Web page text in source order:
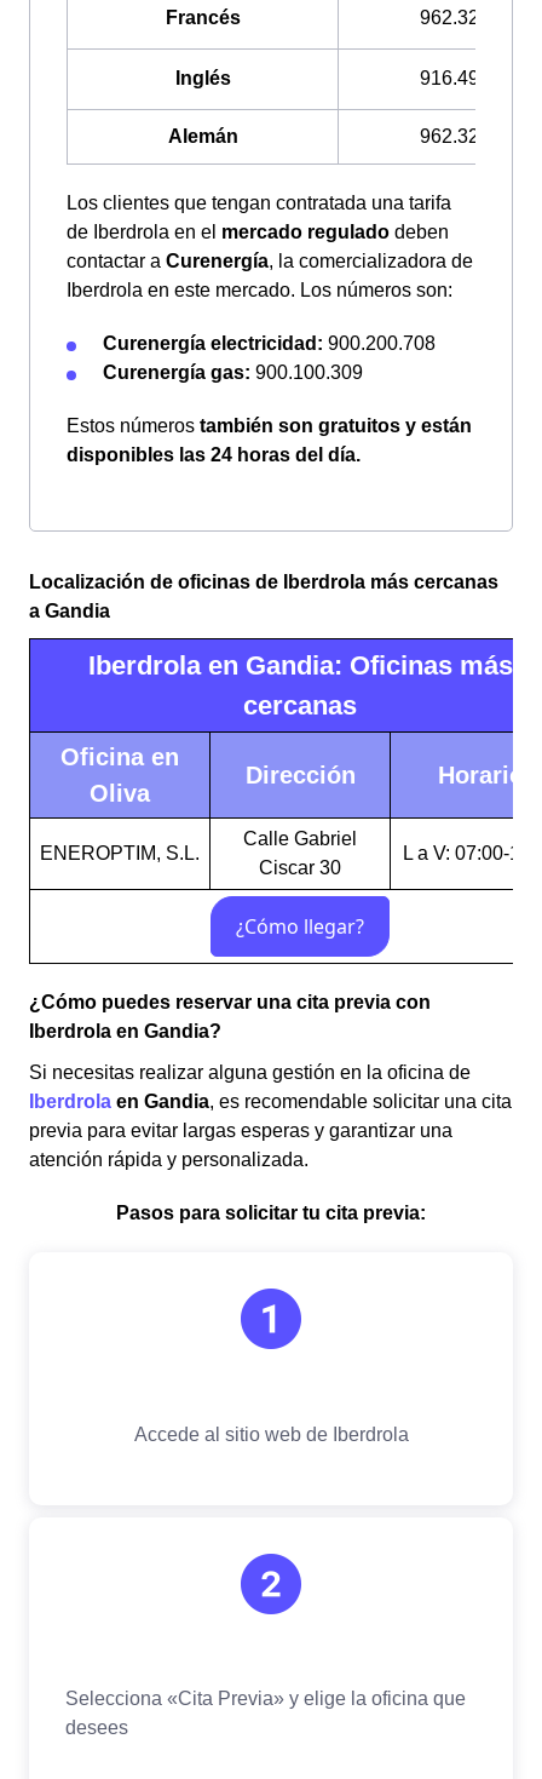
Francés 962.328.022
Inglés 916.496.330
Alemán 962.328.021
Los clientes que tengan contratada una tarifa
de Iberdrola en el mercado regulado deben
contactar a Curenergía, la comercializadora de
Iberdrola en este mercado. Los números son:
Curenergía electricidad: 900.200.708
Curenergía gas: 900.100.309
Estos números también son gratuitos y están
disponibles las 24 horas del día.
Localización de oficinas de Iberdrola más cercanas
a Gandia
Iberdrola en Gandia: Oficinas más
cercanas
Oficina en
Oliva
Dirección Horario
ENEROPTIM, S.L.
Calle Gabriel
Ciscar 30
L a V: 07:00-
¿Cómo puedes reservar una cita previa con
Iberdrola en Gandia?
Si necesitas realizar alguna gestión en la oficina de
Iberdrola en Gandia, es recomendable solicitar una cita
previa para evitar largas esperas y garantizar una
atención rápida y personalizada.
Pasos para solicitar tu cita previa: